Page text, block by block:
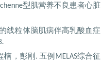
型肌营养不良患者心脏
线粒体脑肌病伴高乳酸血症
楠，彭刚 . 五例 MELAS综合征